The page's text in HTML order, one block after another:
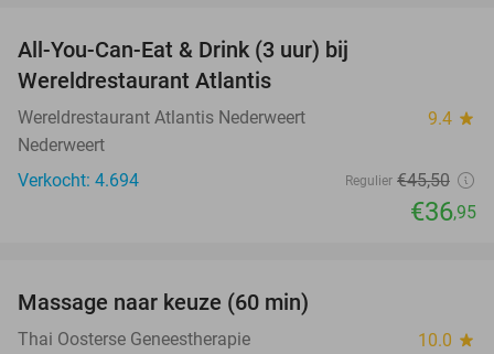
All-You-Can-Eat & Drink (3 uur) bij
Wereldrestaurant Atlantis
Wereldrestaurant Atlantis Nederweert 9.4 star
Nederweert
Verkocht: 4.694
Regulier €45,50
€36,95
Massage naar keuze (60 min)
Thai Oosterse Geneestherapie 10.0 star